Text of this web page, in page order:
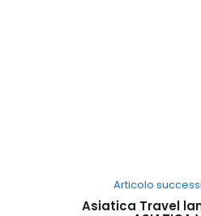
Articolo
Asiatica Travel